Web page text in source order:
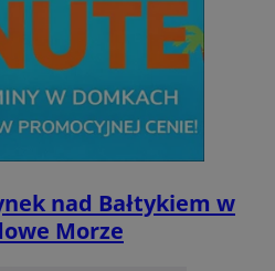
nad Bałtykiem w
Morze